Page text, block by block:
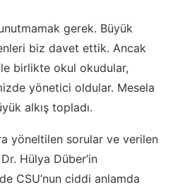
gerek. Büyük
biz davet ettik. Ancak
birlikte okul okudular,
yönetici oldular. Mesela
alkış topladı.
yöneltilen sorular ve verilen
Hülya Düber’in
CSU’nun ciddi anlamda